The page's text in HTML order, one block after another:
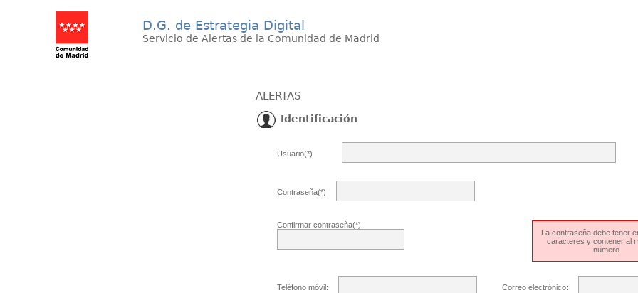
D.G. de Estrategia Digital
Servicio de Alertas de la Comunidad de Madrid
ALERTAS
Identificación
Usuario(*)
Contraseña(*)
Confirmar contraseña(*)
La contraseña debe tener
caracteres y contener al
número.
Teléfono móvil: Correo electrónico: